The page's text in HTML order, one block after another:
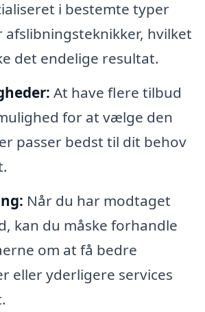
i bestemte typer
afslibningsteknikker, hvilket
det endelige resultat.
At have flere tilbud
for at vælge den
passer bedst til dit behov
Når du har modtaget
kan du måske forhandle
om at få bedre
eller yderligere services